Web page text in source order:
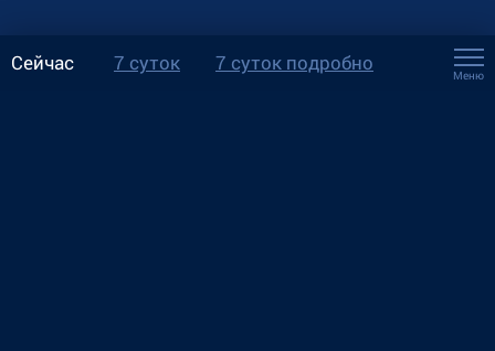
Сейчас 7 суток 7 суток подробно
Меню